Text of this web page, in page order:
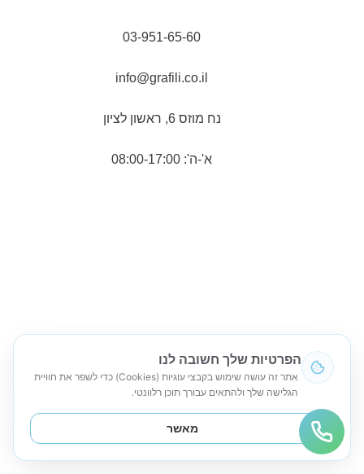
03-951-65-60
info@grafili.co.il
נח מוזס 6, ראשון לציון
א'-ה': 08:00-17:00
הפרטיות שלך חשובה לנו
אתר זה עושה שימוש בקבצי עוגיות (Cookies) כדי לשפר את חוויית
הגלישה שלך ולהתאים עבורך תוכן רלוונטי.
מאשר